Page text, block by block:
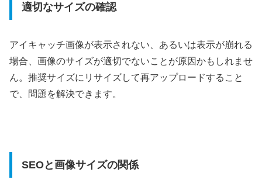
適切なサイズの確認
アイキャッチ画像が表示されない、あるいは表示が崩れる
場合、画像のサイズが適切でないことが原因かもしれませ
ん。推奨サイズにリサイズして再アップロードすること
で、問題を解決できます。
SEOと画像サイズの関係